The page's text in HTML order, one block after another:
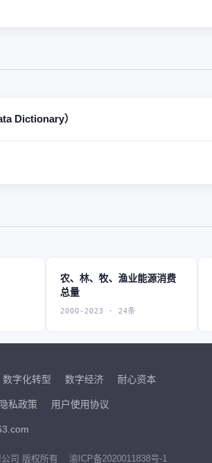
Dictionary）
农、林、牧、渔业能源消费
总量
2000-2023 · 24条
数字化转型 数字经济 耐心资本
私政策 用户使用协议
司 版权所有 渝ICP备2020011838号-1